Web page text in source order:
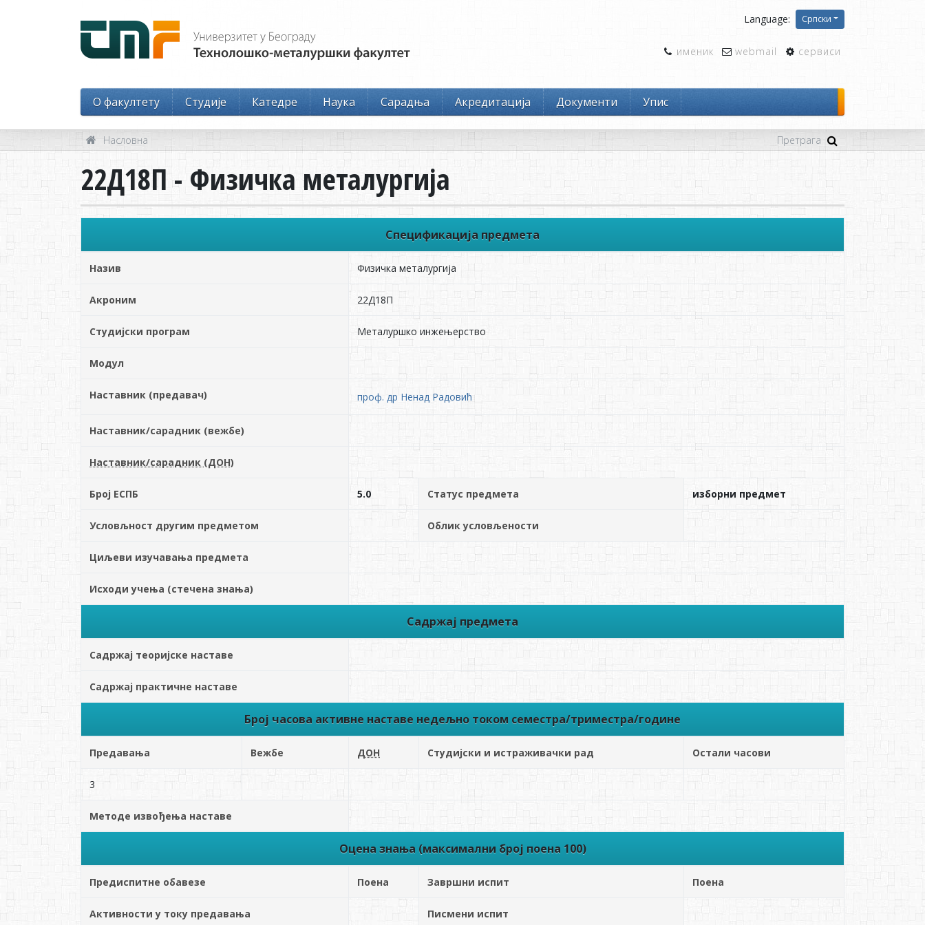
Language: Српски
именик webmail сервиси
O факултету Студије Катедре Наука Сарадња Акредитација Документи Упис
Насловна
22Д18П - Физичка металургија
Спецификација предмета
Назив Физичка металургија
Акроним 22Д18П
Студијски програм Металуршко инжењерство
Модул
Наставник (предавач) проф. др Ненад Радовић
Наставник/сарадник (вежбе)
Наставник/сарадник (ДОН)
Број ЕСПБ 5.0 Статус предмета изборни предмет
Условљност другим предметом Облик условљености
Циљеви изучавања предмета
Исходи учења (стечена знања)
Садржај предмета
Садржај теоријске наставе
Садржај практичне наставе
Број часова активне наставе недељно током семестра/триместра/године
Предавања Вежбе ДОН Студијски и истраживачки рад Остали часови
3
Методе извођења наставе
Оцена знања (максимални број поена 100)
Предиспитне обавезе Поена Завршни испит Поена
Активности у току предавања Писмени испит